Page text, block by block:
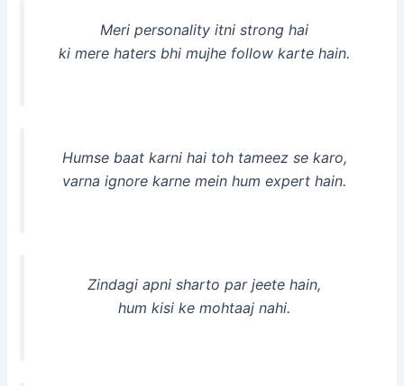
Meri personality itni strong hai
ki mere haters bhi mujhe follow karte hain.
Humse baat karni hai toh tameez se karo,
varna ignore karne mein hum expert hain.
Zindagi apni sharto par jeete hain,
hum kisi ke mohtaaj nahi.